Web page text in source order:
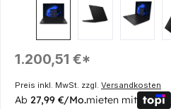
Regulärer Preis:
1.200,51 €*
Preis inkl. MwSt. zzgl. Versandkosten
Ab 27,99 €/Mo.mieten mit